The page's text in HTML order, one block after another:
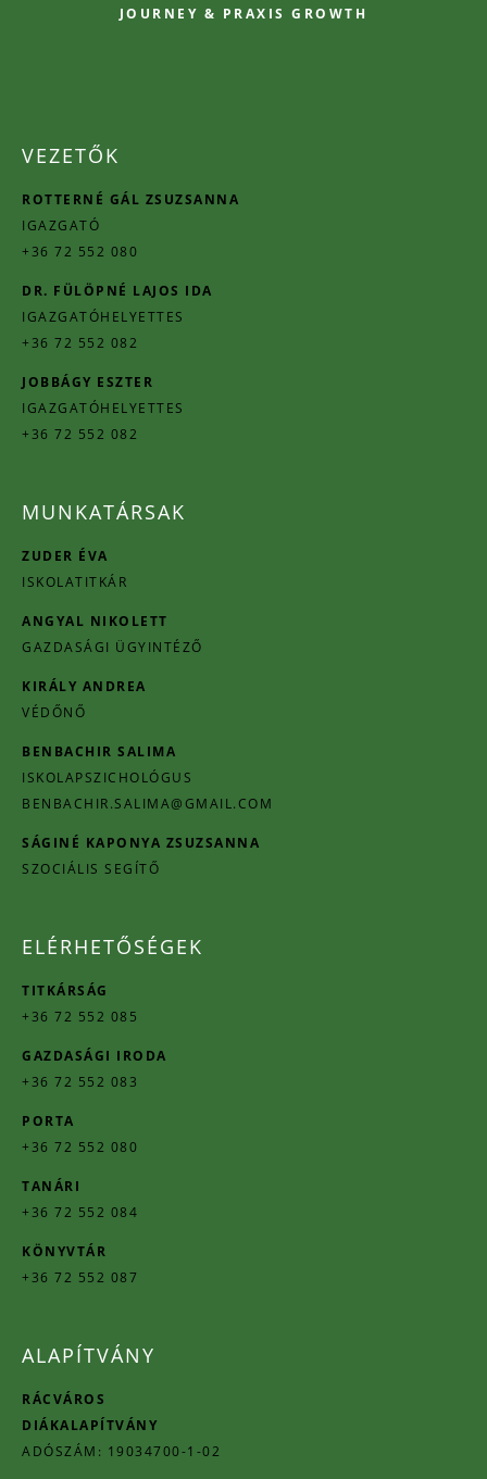
JOURNEY & PRAXIS GROWTH
VEZETŐK
ROTTERNÉ GÁL ZSUZSANNA
IGAZGATÓ
+36 72 552 080
DR. FÜLÖPNÉ LAJOS IDA
IGAZGATÓHELYETTES
+36 72 552 082
JOBBÁGY ESZTER
IGAZGATÓHELYETTES
+36 72 552 082
MUNKATÁRSAK
ZUDER ÉVA
ISKOLATITKÁR
ANGYAL NIKOLETT
GAZDASÁGI ÜGYINTÉZŐ
KIRÁLY ANDREA
VÉDŐNŐ
BENBACHIR SALIMA
ISKOLAPSZICHOLÓGUS
BENBACHIR.SALIMA@GMAIL.COM
SÁGINÉ KAPONYA ZSUZSANNA
SZOCIÁLIS SEGÍTŐ
ELÉRHETŐSÉGEK
TITKÁRSÁG
+36 72 552 085
GAZDASÁGI IRODA
+36 72 552 083
PORTA
+36 72 552 080
TANÁRI
+36 72 552 084
KÖNYVTÁR
+36 72 552 087
ALAPÍTVÁNY
RÁCVÁROS
DIÁKALAPÍTVÁNY
ADÓSZÁM: 19034700-1-02